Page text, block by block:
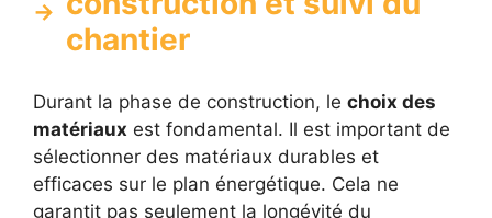
chantier
Durant la phase de construction, le choix des
matériaux est fondamental. Il est important de
sélectionner des matériaux durables et
efficaces sur le plan énergétique. Cela ne
garantit pas seulement la longévité du